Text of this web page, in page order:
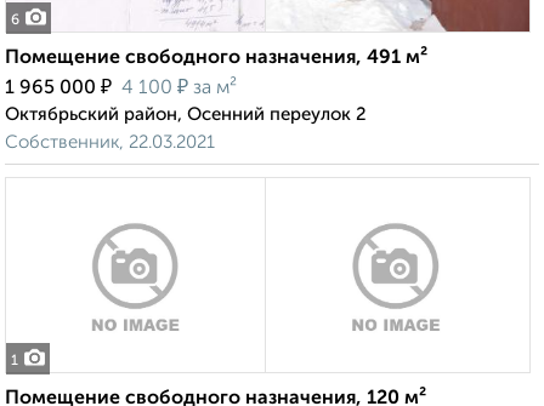
6
Помещение свободного назначения, 491 м²
1 965 000 ₽ 4 100 ₽ за м²
Октябрьский район, Осенний переулок 2
Собственник, 22.03.2021
1
Помещение свободного назначения, 120 м²